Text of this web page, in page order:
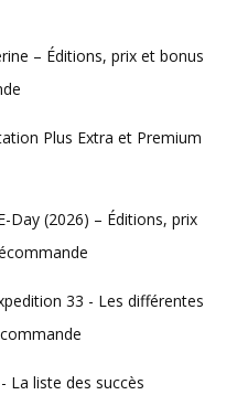
– Éditions, prix et bonus
Plus Extra et Premium
Day (2026) – Éditions, prix
33 - Les différentes
La liste des succès